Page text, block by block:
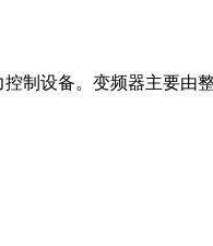
制设备。变频器主要由